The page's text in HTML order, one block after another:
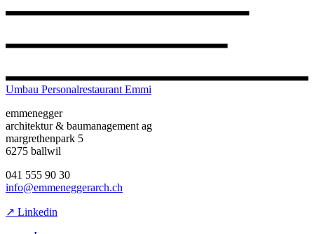
Umbau Personalrestaurant Emmi
emmenegger
architektur & baumanagement ag
margrethenpark 5
6275 ballwil
041 555 90 30
info@emmeneggerarch.ch
↗ Linkedin